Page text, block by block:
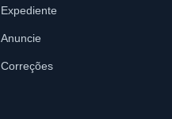
Expediente
Anuncie
Correções